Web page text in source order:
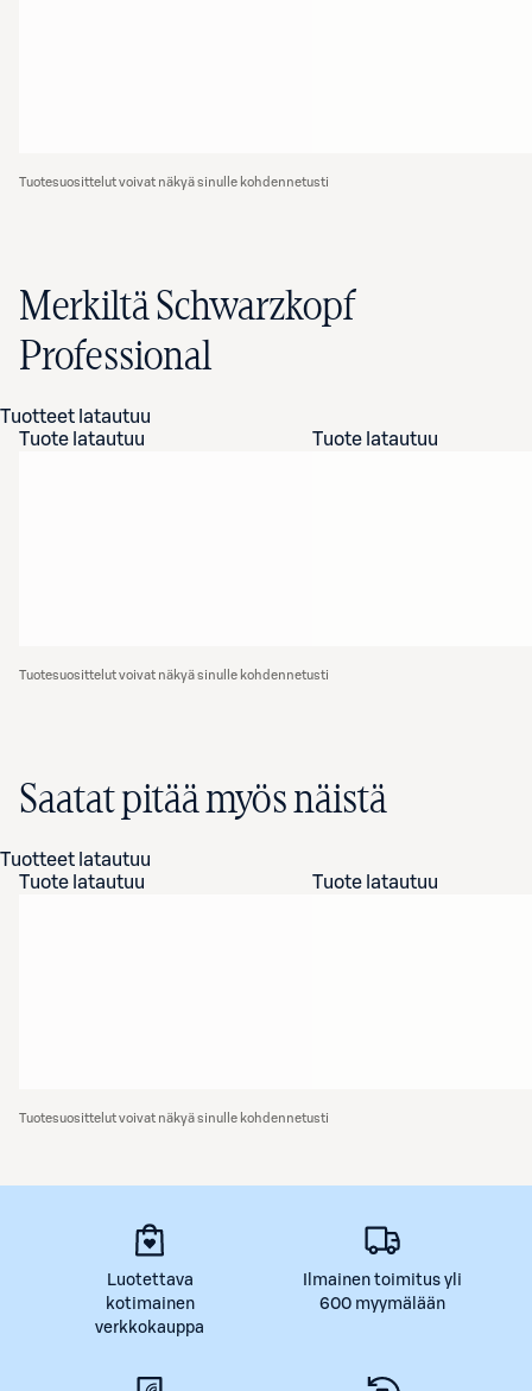
Tuotesuosittelut voivat näkyä sinulle kohdennetusti
Merkiltä Schwarzkopf
Professional
Tuotteet latautuu
Tuote latautuu
Tuote latautuu
Tuotesuosittelut voivat näkyä sinulle kohdennetusti
Saatat pitää myös näistä
Tuotteet latautuu
Tuote latautuu
Tuote latautuu
Tuotesuosittelut voivat näkyä sinulle kohdennetusti
Luotettava
kotimainen
verkkokauppa
Ilmainen toimitus yli
600 myymälään